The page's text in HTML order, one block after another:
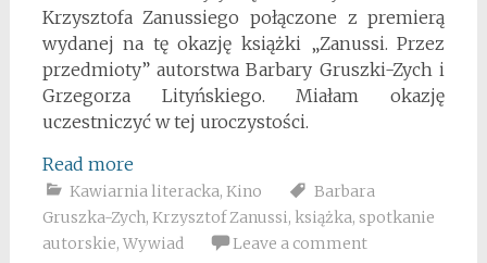
Krzysztofa Zanussiego połączone z premierą
wydanej na tę okazję książki „Zanussi. Przez
przedmioty” autorstwa Barbary Gruszki-Zych i
Grzegorza Lityńskiego. Miałam okazję
uczestniczyć w tej uroczystości.
Read more
Kawiarnia literacka, Kino
Barbara
Gruszka-Zych, Krzysztof Zanussi, książka, spotkanie
autorskie, Wywiad Leave a comment